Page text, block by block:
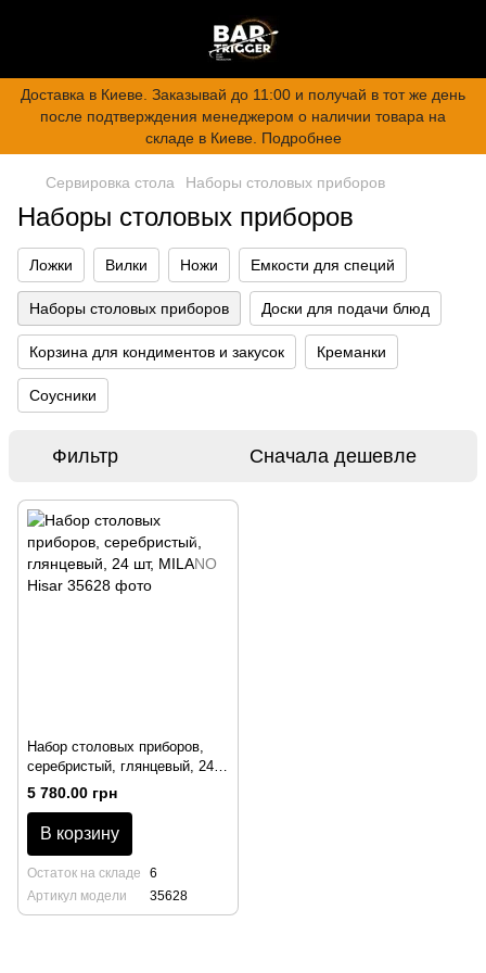
Доставка в Киеве. Заказывай до 11:00 и получай в тот же день
после подтверждения менеджером о наличии товара на
складе в Киеве. Подробнее
Сервировка стола Наборы столовых приборов
Наборы столовых приборов
Ложки Вилки Ножи Емкости для специй
Наборы столовых приборов Доски для подачи блюд
Корзина для кондиментов и закусок Креманки
Соусники
Фильтр Сначала дешевле
Набор столовых приборов,
серебристый, глянцевый, 24
шт, MILANO Hisar
5 780.00 грн
В корзину
Остаток на складе
6
Артикул модели
35628